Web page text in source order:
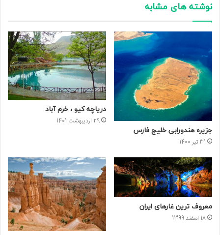
نوشته های مشابه
جزیره هندورابی خلیج فارس
31 تیر 1400
دریاچه کیو ، خرم آباد
29 اردیبهشت 1401
معروف ترین غارهای ایران
18 اسفند 1399